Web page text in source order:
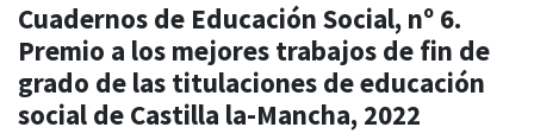
Cuadernos de Educación Social, nº 6.
Premio a los mejores trabajos de fin de
grado de las titulaciones de educación
social de Castilla la-Mancha, 2022